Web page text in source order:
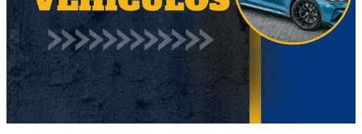
Otros productos relacionados